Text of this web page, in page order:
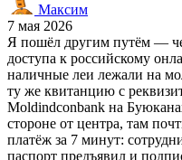
Максим
7 мая 2026
Я пошёл другим путём —
доступа к российскому
наличные леи лежали на
ту же квитанцию с
Moldindconbank на
стороне от центра, там
платёж за 7 минут:
паспорт предъявил и